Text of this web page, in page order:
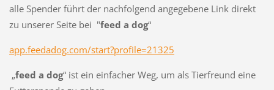
alle Spender führt der nachfolgend angegebene Link direkt
zu unserer Seite bei "feed a dog“
app.feedadog.com/start?profile=21325
„feed a dog“ ist ein einfacher Weg, um als Tierfreund eine